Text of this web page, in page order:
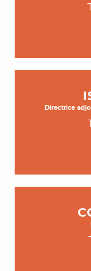
Directrice